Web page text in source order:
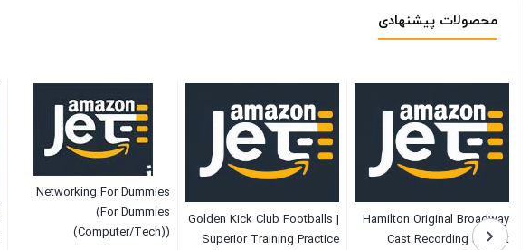
محصولات پیشنهادی
Hamilton Original Broadway
Cast Recording Explicit
Golden Kick Club Footballs |
Superior Training Practice
Networking For Dummies
(For Dummies
(Computer/Tech))